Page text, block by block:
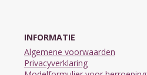
INFORMATIE
Algemene voorwaarden
Privacyverklaring